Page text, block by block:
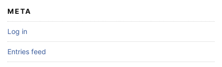
META
Log in
Entries feed